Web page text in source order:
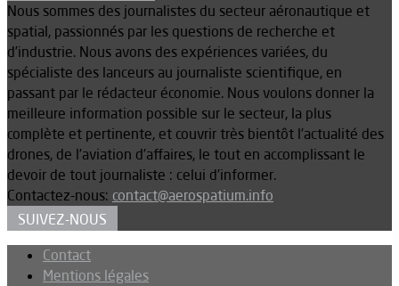
Nous sommes des journalistes du secteur aéronautique et
spatial, passionnés par les questions de recherche et
d’industrie. Nous avons des expériences variées, du
spécialiste des lanceurs au journaliste scientifique, en
passant par le rédacteur économie. Nous voulons donner la
meilleure information possible sur le secteur, la plus
complète et pertinente, et couvrir très bientôt l’actualité des
drones, de l’aviation d’affaires, le tout en accomplissant le
devoir de tout journaliste : celui d’informer.
Contactez-nous: contact@aerospatium.info
SUIVEZ-NOUS
Contact
Mentions légales